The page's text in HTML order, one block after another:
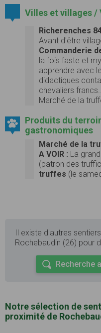
Villes et villages /
Richerenches
Avant d'être
Commanderie
la fois faste et
apprendre avec
didactiques
chevaliers
Marché de la
Produits du
gastronomiques
Marché de la
A VOIR : La
(patron des
truffes (le
Il existe d'autres
Rochebaudin (26) pour
Recherche
Notre sélection de
proximité de